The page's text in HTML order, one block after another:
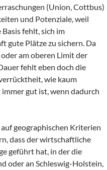
(Union, Cottbus)
und Potenziale, weil
fehlt, sich im
gute Plätze zu sichern. Da
am oberen Limit der
fehlt eben doch die
wie kaum
gut ist, wenn dadurch
geographischen Kriterien
dass der wirtschaftliche
geführt hat, in der die
oder an Schleswig-Holstein,